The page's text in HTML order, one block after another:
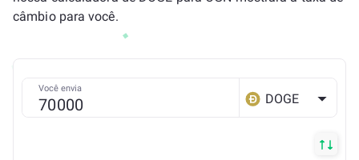
câmbio para você.
Você envia
DOGE